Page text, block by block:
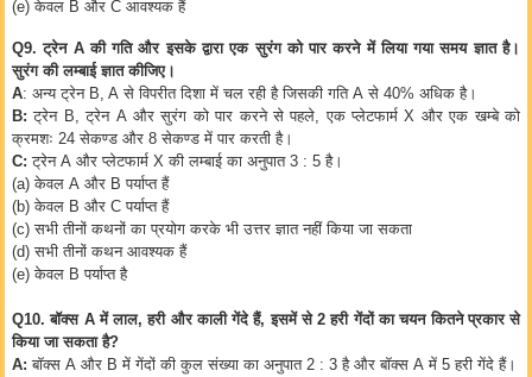
(e)केवल B और C आवश्यक हैं
Q9.ट्रेन Aकी गति और इसके द्वारा एक सुरंग को पार करने में लिया गया समय ज्ञात है।
सुरंग की लम्बाई ज्ञात कीजिए।
A: अन्य ट्रेन B, Aसे विपरीत दिशा में चल रही है जिसकी गति Aसे 40% अधिक है।
B:ट्रेन B,ट्रेन A और सुरंग को पार करने से पहले,एक प्लेटफार्मX और एक खम्बे को
क्रमशः 24 सेकण्ड और 8 सेकण्ड में पार करती है।
C: ट्रेन A और प्लेटफार्म Xकी लम्बाई का अनुपात 3 : 5 है।
(a)केवल A और Bपर्याप्त हैं
(b)केवल B और Cपर्याप्त हैं
(c)सभी तीनों कथनों का प्रयोग करके भी उत्तर ज्ञात नहीं किया जा सकता
(d)सभी तीनों कथन आवश्यक हैं
(e)केवल Bपर्याप्त है
Q10.बॉक्स Aमें लाल,हरी और काली गेंदे हैं,इसमें से2 हरी गेंदों का चयन कितने प्रकार से
किया जा सकता है?
A: बॉक्स A और Bमें गेंदों की कुल संख्या का अनुपात 2 : 3 है और बॉक्स Aमें 5 हरी गेंदे हैं।